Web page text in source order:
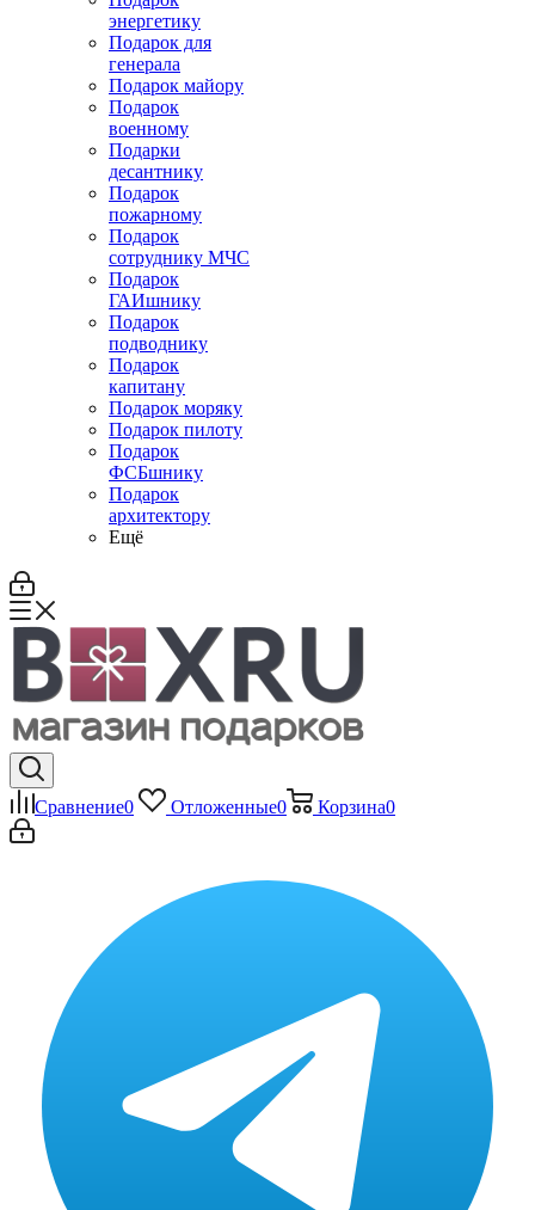
энергетику
Подарок для
генерала
Подарок майору
Подарок
военному
Подарки
десантнику
Подарок
пожарному
Подарок
сотруднику МЧС
Подарок
ГАИшнику
Подарок
подводнику
Подарок
капитану
Подарок моряку
Подарок пилоту
Подарок
ФСБшнику
Подарок
архитектору
Ещё
Сравнение0 Отложенные0 Корзина0